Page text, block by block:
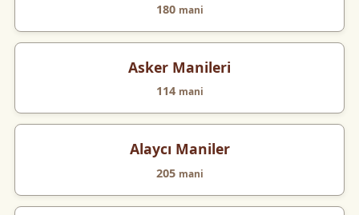
180 mani
Asker Manileri
114 mani
Alaycı Maniler
205 mani